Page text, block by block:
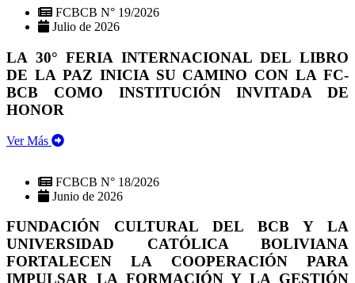
FCBCB N° 19/2026
Julio de 2026
LA 30° FERIA INTERNACIONAL DEL LIBRO
DE LA PAZ INICIA SU CAMINO CON LA FC-
BCB COMO INSTITUCIÓN INVITADA DE
HONOR
Ver Más
FCBCB N° 18/2026
Junio de 2026
FUNDACIÓN CULTURAL DEL BCB Y LA
UNIVERSIDAD CATÓLICA BOLIVIANA
FORTALECEN LA COOPERACIÓN PARA
IMPULSAR LA FORMACIÓN Y LA GESTIÓN